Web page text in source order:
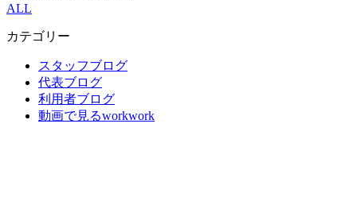
ALL
カテゴリー
スタッフブログ
代表ブログ
利用者ブログ
動画で見るworkwork